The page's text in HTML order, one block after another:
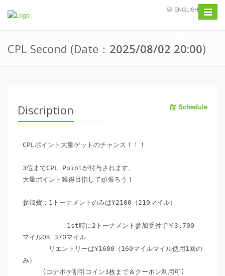
Toggle
ENGLISH
CPL Second (Date ： 2025/08/02 20:00)
Discription Schedule
CPLポイント大量ゲットのチャンス！！！
3位までCPL Pointが付与されます。
大量ポイント獲得目指して頑張ろう！
参加費：1トーナメントのみは¥2100（210マイル）
マイルOK 370マイル
リエントリーは¥1600（160マイルマイル使用1回の
み）
(コナポケ割引コイン3枚まで＆クーポン利用可)